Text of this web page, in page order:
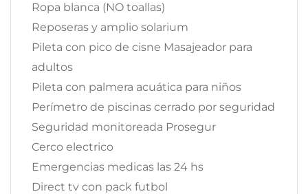
Ropa blanca (NO toallas)
Reposeras y amplio solarium
Pileta con pico de cisne Masajeador para
adultos
Pileta con palmera acuática para niños
Perímetro de piscinas cerrado por seguridad
Seguridad monitoreada Prosegur
Cerco electrico
Emergencias medicas las 24 hs
Direct tv con pack futbol